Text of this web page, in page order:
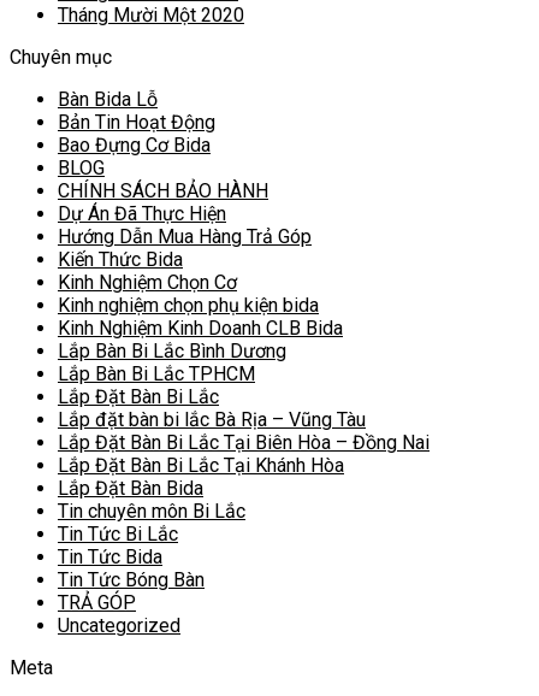
Tháng Mười Một 2020
Chuyên mục
Bàn Bida Lỗ
Bản Tin Hoạt Động
Bao Đựng Cơ Bida
BLOG
CHÍNH SÁCH BẢO HÀNH
Dự Án Đã Thực Hiện
Hướng Dẫn Mua Hàng Trả Góp
Kiến Thức Bida
Kinh Nghiệm Chọn Cơ
Kinh nghiệm chọn phụ kiện bida
Kinh Nghiệm Kinh Doanh CLB Bida
Lắp Bàn Bi Lắc Bình Dương
Lắp Bàn Bi Lắc TPHCM
Lắp Đặt Bàn Bi Lắc
Lắp đặt bàn bi lắc Bà Rịa – Vũng Tàu
Lắp Đặt Bàn Bi Lắc Tại Biên Hòa – Đồng Nai
Lắp Đặt Bàn Bi Lắc Tại Khánh Hòa
Lắp Đặt Bàn Bida
Tin chuyên môn Bi Lắc
Tin Tức Bi Lắc
Tin Tức Bida
Tin Tức Bóng Bàn
TRẢ GÓP
Uncategorized
Meta